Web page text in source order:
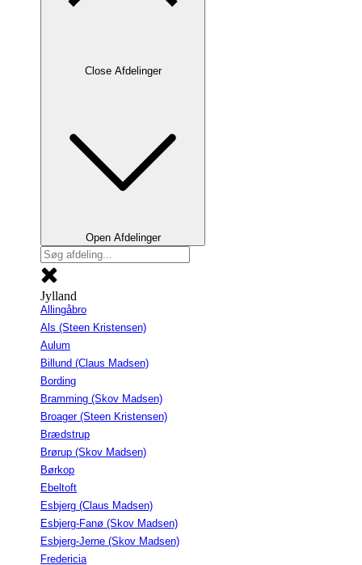
Close Afdelinger
Open Afdelinger
Jylland
Allingåbro
Als (Steen Kristensen)
Aulum
Billund (Claus Madsen)
Bording
Bramming (Skov Madsen)
Broager (Steen Kristensen)
Brædstrup
Brørup (Skov Madsen)
Børkop
Ebeltoft
Esbjerg (Claus Madsen)
Esbjerg-Fanø (Skov Madsen)
Esbjerg-Jerne (Skov Madsen)
Fredericia